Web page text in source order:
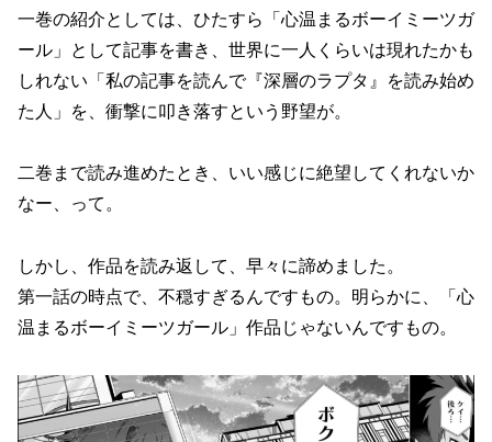
一巻の紹介としては、ひたすら「心温まるボーイミーツガ
ール」として記事を書き、世界に一人くらいは現れたかも
しれない「私の記事を読んで『深層のラプタ』を読み始め
た人」を、衝撃に叩き落すという野望が。
二巻まで読み進めたとき、いい感じに絶望してくれないか
なー、って。
しかし、作品を読み返して、早々に諦めました。
第一話の時点で、不穏すぎるんですもの。明らかに、「心
温まるボーイミーツガール」作品じゃないんですもの。